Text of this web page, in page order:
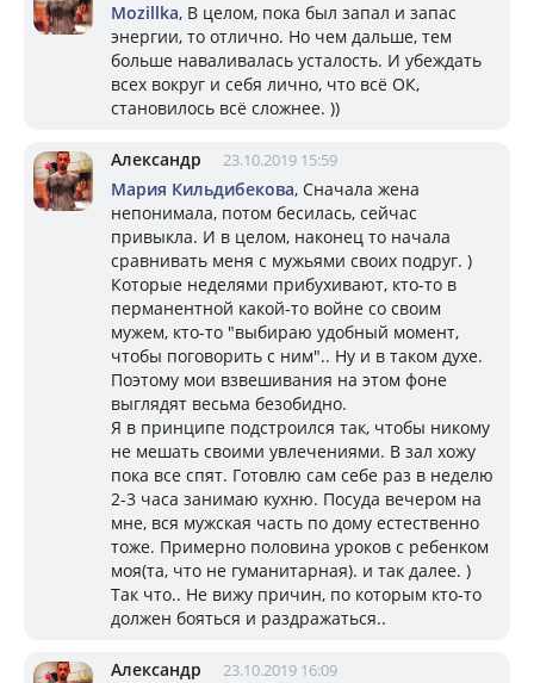
Mozillka, В целом, пока был запал и запас
энергии, то отлично. Но чем дальше, тем
больше наваливалась усталость. И убеждать
всех вокруг и себя лично, что всё ОК,
становилось всё сложнее. ))
Александр 23.10.2019 15:59
Мария Кильдибекова, Сначала жена
непонимала, потом бесилась, сейчас
привыкла. И в целом, наконец то начала
сравнивать меня с мужьями своих подруг. )
Которые неделями прибухивают, кто-то в
перманентной какой-то войне со своим
мужем, кто-то "выбираю удобный момент,
чтобы поговорить с ним".. Ну и в таком духе.
Поэтому мои взвешивания на этом фоне
выглядят весьма безобидно.
Я в принципе подстроился так, чтобы никому
не мешать своими увлечениями. В зал хожу
пока все спят. Готовлю сам себе раз в неделю
2-3 часа занимаю кухню. Посуда вечером на
мне, вся мужская часть по дому естественно
тоже. Примерно половина уроков с ребенком
моя(та, что не гуманитарная). и так далее. )
Так что.. Не вижу причин, по которым кто-то
должен бояться и раздражаться..
Александр 23.10.2019 16:09